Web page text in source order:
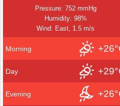
Pressure: 752 mmHg
Humidity: 98%
Wind: East, 1.5 m/s
Morning
Day
Evening